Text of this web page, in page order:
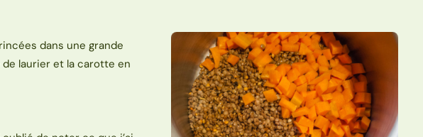
dans une grande
de laurier et la carotte en